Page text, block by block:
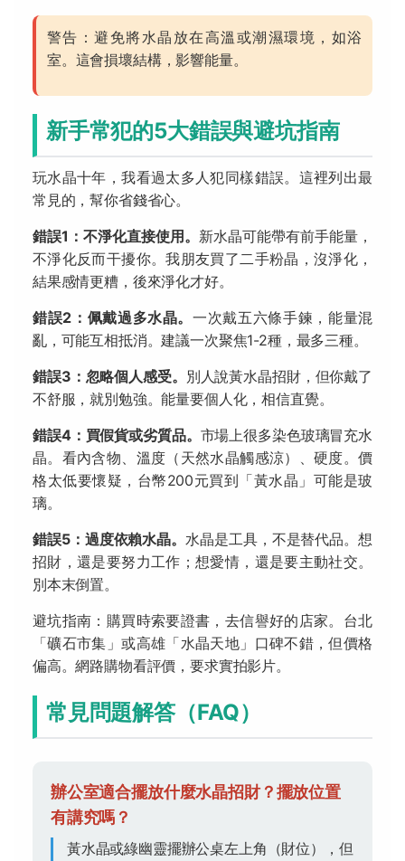
警告：避免將水晶放在高溫或潮濕環境，如浴
室。這會損壞結構，影響能量。
新手常犯的5大錯誤與避坑指南
玩水晶十年，我看過太多人犯同樣錯誤。這裡列出最
常見的，幫你省錢省心。
錯誤1：不淨化直接使用。 新水晶可能帶有前手能量，
不淨化反而干擾你。我朋友買了二手粉晶，沒淨化，
結果感情更糟，後來淨化才好。
錯誤2：佩戴過多水晶。一次戴五六條手鍊，能量混
亂，可能互相抵消。建議一次聚焦1-2種，最多三種。
錯誤3：忽略個人感受。 別人說黃水晶招財，但你戴了
不舒服，就別勉強。能量要個人化，相信直覺。
錯誤4：買假貨或劣質品。 市場上很多染色玻璃冒充水
晶。看內含物、溫度（天然水晶觸感涼）、硬度。價
格太低要懷疑，台幣200元買到「黃水晶」可能是玻
璃。
錯誤5：過度依賴水晶。水晶是工具，不是替代品。想
招財，還是要努力工作；想愛情，還是要主動社交。
別本末倒置。
避坑指南：購買時索要證書，去信譽好的店家。台北
「礦石市集」或高雄「水晶天地」口碑不錯，但價格
偏高。網路購物看評價，要求實拍影片。
常見問題解答（FAQ）
辦公室適合擺放什麼水晶招財？擺放位置
有講究嗎？
黃水晶或綠幽靈擺辦公桌左上角（財位），但